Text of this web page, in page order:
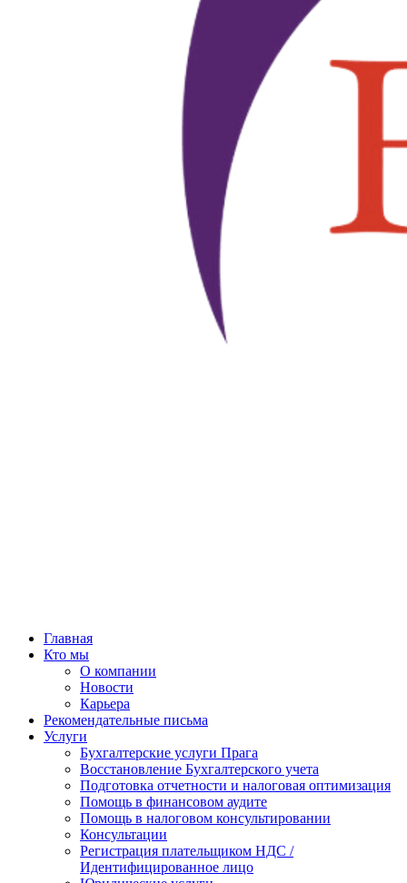
Главная
Кто мы
О компании
Новости
Карьера
Рекомендательные письма
Услуги
Бухгалтерские услуги Прага
Восстановление Бухгалтерского учета
Подготовка отчетности и налоговая оптимизация
Помощь в финансовом аудите
Помощь в налоговом консультировании
Консультации
Регистрация плательщиком НДС /
Идентифицированное лицо